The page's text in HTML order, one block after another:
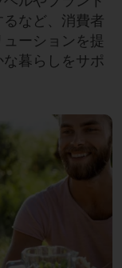
など、消費者
ーションを提
暮らしをサポ